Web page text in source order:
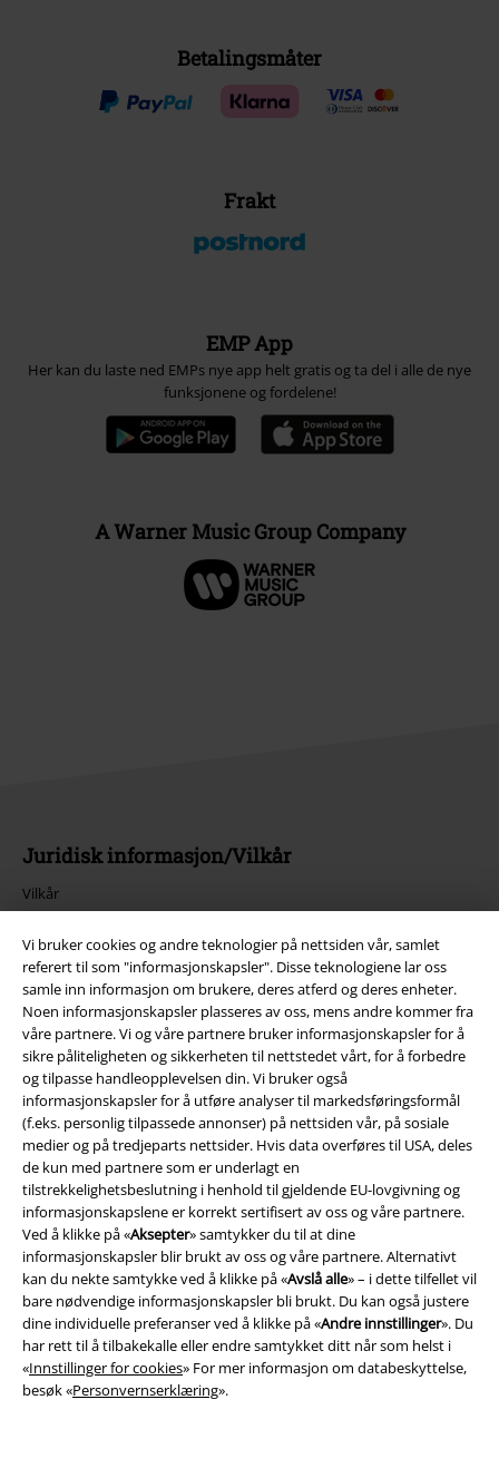
Vi bruker cookies og andre teknologier på nettsiden vår, samlet
referert til som "informasjonskapsler". Disse teknologiene lar oss
samle inn informasjon om brukere, deres atferd og deres enheter.
Noen informasjonskapsler plasseres av oss, mens andre kommer fra
våre partnere. Vi og våre partnere bruker informasjonskapsler for å
sikre påliteligheten og sikkerheten til nettstedet vårt, for å forbedre
og tilpasse handleopplevelsen din. Vi bruker også
informasjonskapsler for å utføre analyser til markedsføringsformål
(f.eks. personlig tilpassede annonser) på nettsiden vår, på sosiale
medier og på tredjeparts nettsider. Hvis data overføres til USA, deles
de kun med partnere som er underlagt en
tilstrekkelighetsbeslutning i henhold til gjeldende EU-lovgivning og
informasjonskapslene er korrekt sertifisert av oss og våre partnere.
Ved å klikke på «Aksepter» samtykker du til at dine
informasjonskapsler blir brukt av oss og våre partnere. Alternativt
kan du nekte samtykke ved å klikke på «Avslå alle» – i dette tilfellet vil
bare nødvendige informasjonskapsler bli brukt. Du kan også justere
dine individuelle preferanser ved å klikke på «Andre innstillinger». Du
har rett til å tilbakekalle eller endre samtykket ditt når som helst i
«Innstillinger for cookies» For mer informasjon om databeskyttelse,
besøk «Personvernserklæring».
Betalingsmåter
Frakt
EMP App
Her kan du laste ned EMPs nye app helt gratis og ta del i alle de nye
funksjonene og fordelene!
A Warner Music Group Company
Juridisk informasjon/Vilkår
Vilkår
Impressum
Konfidensialitetserklæring
Avfallshåndtering og miljøbeskyttelse
Samsvarserklæring
Innstillinger for cookies
Angre bestilling
Alle priser inkluderer moms og skatt. Frakt er ikke inkludert
© 1986-2026 E.M.P. Merchandising HGmbH
EMP Online Shops